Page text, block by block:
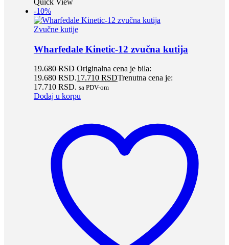
Quick View
-10%
Zvučne kutije
Wharfedale Kinetic-12 zvučna kutija
19.680RSD Originalna cena je bila:
19.680 RSD.17.710 RSDTrenutna cena je:
17.710 RSD. sa PDV-om
Dodaj u korpu